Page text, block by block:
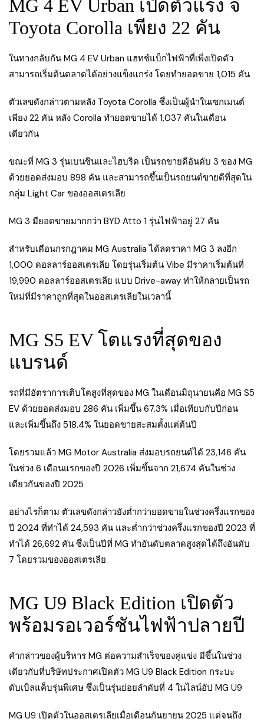
MG 4 EV Urban เปิดตัวแรง จี้
Toyota Corolla เพียง 22 คัน
ในทางกลับกัน MG 4 EV Urban แฮทช์แบ็กไฟฟ้าที่เพิ่งเปิดตัว
สามารถเริ่มต้นตลาดได้อย่างแข็งแกร่ง โดยทำยอดขาย 1,015 คัน
ตัวเลขดังกล่าวตามหลัง Toyota Corolla ซึ่งเป็นผู้นำในเซกเมนต์
เพียง 22 คัน หลัง Corolla ทำยอดขายได้ 1,037 คันในเดือน
เดียวกัน
ขณะที่ MG 3 รุ่นเบนซินและไฮบริด เป็นรถขายดีอันดับ 3 ของ MG
ด้วยยอดส่งมอบ 898 คัน และสามารถขึ้นเป็นรถยนต์ขายดีที่สุดใน
กลุ่ม Light Car ของออสเตรเลีย
MG 3 มียอดขายมากกว่า BYD Atto 1 รุ่นไฟฟ้าอยู่ 27 คัน
สำหรับเดือนกรกฎาคม MG Australia ได้ลดราคา MG 3 ลงอีก
1,000 ดอลลาร์ออสเตรเลีย โดยรุ่นเริ่มต้น Vibe มีราคาเริ่มต้นที่
19,990 ดอลลาร์ออสเตรเลีย แบบ Drive-away ทำให้กลายเป็นรถ
ใหม่ที่มีราคาถูกที่สุดในออสเตรเลียในเวลานี้
MG S5 EV โตแรงที่สุดของ
แบรนด์
รถที่มีอัตราการเติบโตสูงที่สุดของ MG ในเดือนมิถุนายนคือ MG S5
EV ด้วยยอดส่งมอบ 286 คัน เพิ่มขึ้น 67.3% เมื่อเทียบกับปีก่อน
และเพิ่มขึ้นถึง 518.4% ในยอดขายสะสมตั้งแต่ต้นปี
โดยรวมแล้ว MG Motor Australia ส่งมอบรถยนต์ได้ 23,146 คัน
ในช่วง 6 เดือนแรกของปี 2026 เพิ่มขึ้นจาก 21,674 คันในช่วง
เดียวกันของปี 2025
อย่างไรก็ตาม ตัวเลขดังกล่าวยังต่ำกว่ายอดขายในช่วงครึ่งแรกของ
ปี 2024 ที่ทำได้ 24,593 คัน และต่ำกว่าช่วงครึ่งแรกของปี 2023 ที่
ทำได้ 26,692 คัน ซึ่งเป็นปีที่ MG ทำอันดับตลาดสูงสุดได้ถึงอันดับ
7 โดยรวมของออสเตรเลีย
MG U9 Black Edition เปิดตัว
พร้อมรอเวอร์ชันไฟฟ้าปลายปี
คำกล่าวของผู้บริหาร MG ต่อความสำเร็จของคู่แข่ง มีขึ้นในช่วง
เดียวกับที่บริษัทประกาศเปิดตัว MG U9 Black Edition กระบะ
ดับเบิลแค็บรุ่นพิเศษ ซึ่งเป็นรุ่นย่อยลำดับที่ 4 ในไลน์อัป MG U9
MG U9 เปิดตัวในออสเตรเลียเมื่อเดือนกันยายน 2025 แต่จนถึง